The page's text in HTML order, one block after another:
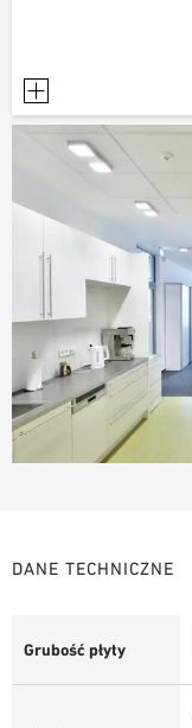
WIDEO
ZAMÓWIENIE PRÓBKI
DANE TECHNICZNE
Grubość płyty